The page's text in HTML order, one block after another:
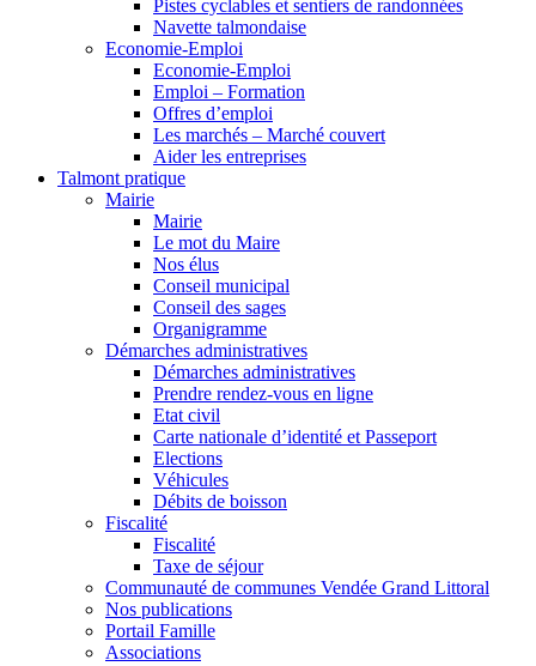
Pistes cyclables et sentiers de randonnées
Navette talmondaise
Economie-Emploi
Economie-Emploi
Emploi – Formation
Offres d’emploi
Les marchés – Marché couvert
Aider les entreprises
Talmont pratique
Mairie
Mairie
Le mot du Maire
Nos élus
Conseil municipal
Conseil des sages
Organigramme
Démarches administratives
Démarches administratives
Prendre rendez-vous en ligne
Etat civil
Carte nationale d’identité et Passeport
Elections
Véhicules
Débits de boisson
Fiscalité
Fiscalité
Taxe de séjour
Communauté de communes Vendée Grand Littoral
Nos publications
Portail Famille
Associations